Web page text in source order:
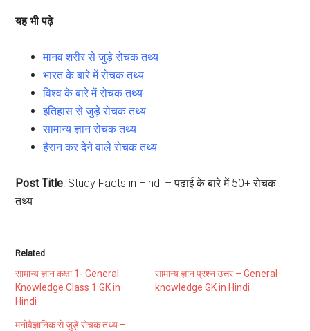
यह भी पढ़े
मानव शरीर से जुड़े रोचक तथ्य
भारत के बारे में रोचक तथ्य
विश्व के बारे में रोचक तथ्य
इतिहास से जुड़े रोचक तथ्य
सामान्य ज्ञान रोचक तथ्य
हैरान कर देने वाले रोचक तथ्य
Post Title: Study Facts in Hindi – पढ़ाई के बारे में 50+ रोचक
तथ्य
Related
सामान्य ज्ञान कक्षा 1- General
Knowledge Class 1 GK in
Hindi
सामान्य ज्ञान प्रश्न उत्तर – General
knowledge GK in Hindi
मनोवैज्ञानिक से जुड़े रोचक तथ्य –